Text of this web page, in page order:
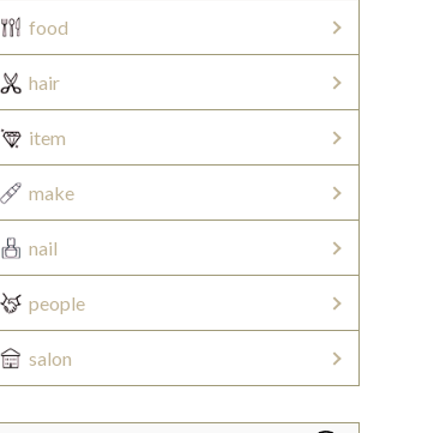
food
hair
item
make
nail
people
salon